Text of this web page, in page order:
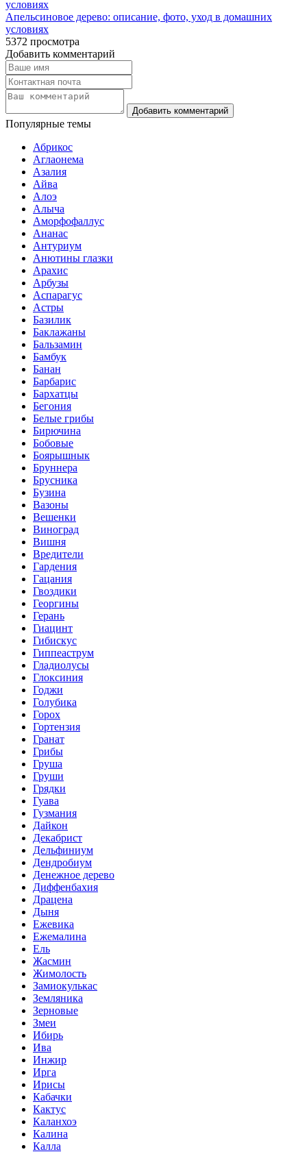
Апельсиновое дерево: описание, фото, уход в домашних
условиях
5372 просмотра
Добавить комментарий
Популярные темы
Абрикос
Аглаонема
Азалия
Айва
Алоэ
Алыча
Аморфофаллус
Ананас
Антуриум
Анютины глазки
Арахис
Арбузы
Аспарагус
Астры
Базилик
Баклажаны
Бальзамин
Бамбук
Банан
Барбарис
Бархатцы
Бегония
Белые грибы
Бирючина
Бобовые
Боярышнык
Бруннера
Брусника
Бузина
Вазоны
Вешенки
Виноград
Вишня
Вредители
Гардения
Гацания
Гвоздики
Георгины
Герань
Гиацинт
Гибискус
Гиппеаструм
Гладиолусы
Глоксиния
Годжи
Голубика
Горох
Гортензия
Гранат
Грибы
Груша
Груши
Грядки
Гуава
Гузмания
Дайкон
Декабрист
Дельфиниум
Дендробиум
Денежное дерево
Диффенбахия
Драцена
Дыня
Ежевика
Ежемалина
Ель
Жасмин
Жимолость
Замиокулькас
Земляника
Зерновые
Змеи
Ибирь
Ива
Инжир
Ирга
Ирисы
Кабачки
Кактус
Каланхоэ
Калина
Калла